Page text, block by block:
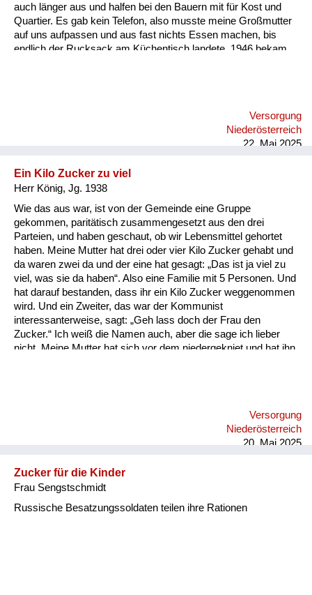
auch länger aus und halfen bei den Bauern mit für Kost und
Quartier. Es gab kein Telefon, also musste meine Großmutter
auf uns aufpassen und aus fast nichts Essen machen, bis
endlich der Rucksack am Küchentisch landete. 1946 bekam
und besuchte die dritte Klasse Volksschule, obwohl der
Aufenthalt über die Volkshilfe nur sechs Wochen galt. Die
Versorgung
Niederösterreich
22. Mai 2025
Ein Kilo Zucker zu viel
Herr König, Jg. 1938
Wie das aus war, ist von der Gemeinde eine Gruppe
gekommen, paritätisch zusammengesetzt aus den drei
Parteien, und haben geschaut, ob wir Lebensmittel gehortet
haben. Meine Mutter hat drei oder vier Kilo Zucker gehabt und
da waren zwei da und der eine hat gesagt: „Das ist ja viel zu
viel, was sie da haben“. Also eine Familie mit 5 Personen. Und
hat darauf bestanden, dass ihr ein Kilo Zucker weggenommen
wird. Und ein Zweiter, das war der Kommunist
interessanterweise, sagt: „Geh lass doch der Frau den
Zucker.“ Ich weiß die Namen auch, aber die sage ich lieber
nicht. Meine Mutter hat sich vor dem niedergekniet und hat ihn
Versorgung
Niederösterreich
20. Mai 2025
Zucker für die Kinder
Frau Sengstschmidt
Russische Besatzungssoldaten teilen ihre Rationen